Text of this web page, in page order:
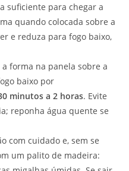
suficiente para chegar a
quando colocada sobre a
e reduza para fogo baixo,
forma na panela sobre a
baixo por
minutos a 2 horas. Evite
reponha água quente se
com cuidado e, sem se
um palito de madeira: